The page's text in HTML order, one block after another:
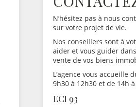
N’hésitez pas à nous
sur votre projet de vie.
Nos conseillers sont à
aider et vous guider
vente de vos biens
L’agence vous accueille
9h30 à 12h30 et de 14h
ECI 93